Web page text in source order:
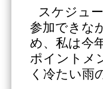
スケジュ
参加できな
め、私は今
ポイントメ
く冷たい雨